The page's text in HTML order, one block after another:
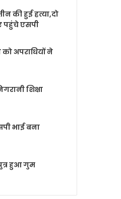
की हुई हत्या,दो
पहुंचे एसपी
अपराधियों ने
शिक्षा
भाई बना
पुत्र हुआ गुम